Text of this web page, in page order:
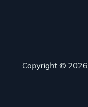
Copyright © 2026